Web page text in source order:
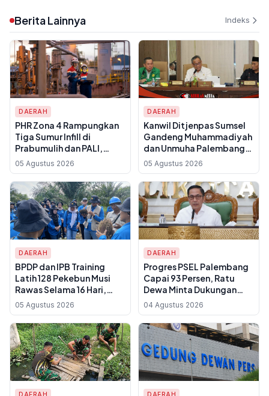
Berita Lainnya Indeks
DAERAH
PHR Zona 4 Rampungkan
Tiga Sumur Infill di
Prabumulih dan PALI,
Tambah Produksi Minyak
1.400 Barel per Hari
05 Agustus 2026
DAERAH
Kanwil Ditjenpas Sumsel
Gandeng Muhammadiyah
dan Unmuha Palembang
untuk Pembinaan Warga
Binaan
05 Agustus 2026
DAERAH
BPDP dan IPB Training
Latih 128 Pekebun Musi
Rawas Selama 16 Hari,
Targetkan Produktivitas
Sawit Rakyat Naik
Signifikan
05 Agustus 2026
DAERAH
Progres PSEL Palembang
Capai 93 Persen, Ratu
Dewa Minta Dukungan
Armada Sampah ke
Pemprov Sumsel
04 Agustus 2026
DAERAH DAERAH